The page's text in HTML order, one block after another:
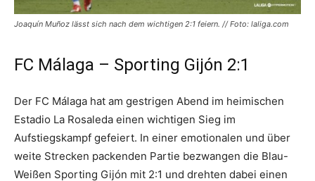
Joaquín Muñoz lässt sich nach dem wichtigen 2:1 feiern. // Foto: laliga.com
FC Málaga – Sporting Gijón 2:1
Der FC Málaga hat am gestrigen Abend im heimischen
Estadio La Rosaleda einen wichtigen Sieg im
Aufstiegskampf gefeiert. In einer emotionalen und über
weite Strecken packenden Partie bezwangen die Blau-
Weißen Sporting Gijón mit 2:1 und drehten dabei einen